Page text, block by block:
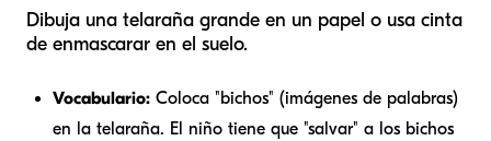
Dibuja una telaraña grande en un papel o usa cinta
de enmascarar en el suelo.
Vocabulario: Coloca "bichos" (imágenes de palabras)
en la telaraña. El niño tiene que "salvar" a los bichos